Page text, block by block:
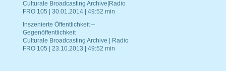
Culturale Broadcasting Archive|Radio
FRO 105 | 30.01.2014 | 49:52 min
Inszenierte Öffentlichkeit –
Gegenöffentlichkeit
Culturale Broadcasting Archive | Radio
FRO 105 | 23.10.2013 | 49:52 min